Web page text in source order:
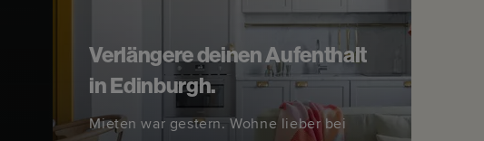
Verlängere deinen Aufenthalt
in Edinburgh.
Mieten war gestern. Wohne lieber bei